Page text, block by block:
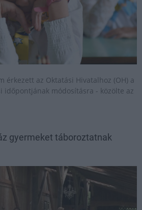
érkezett az Oktatási Hivatalhoz (OH) a
időpontjának módosításra - közölte az
gyermeket táboroztatnak